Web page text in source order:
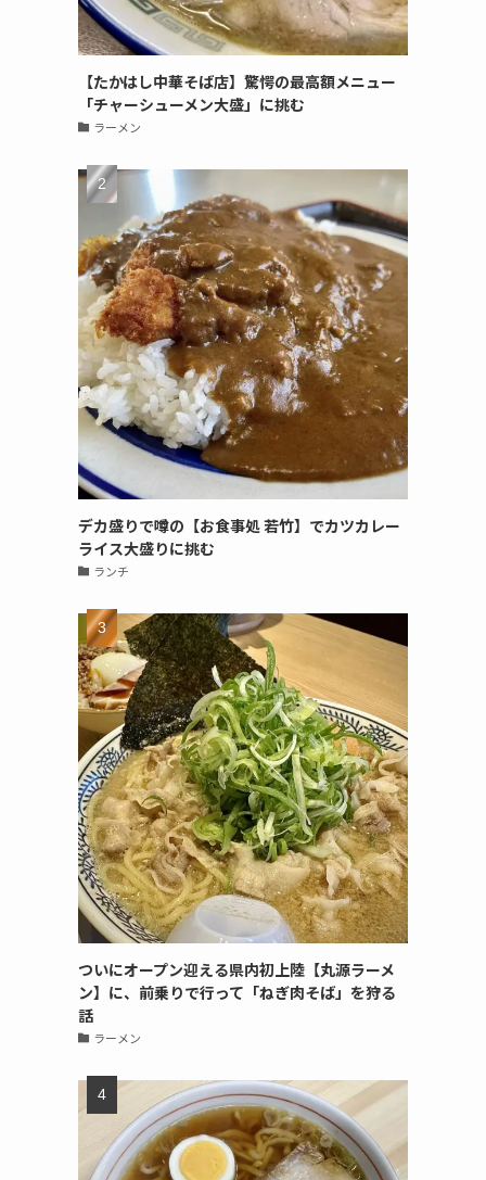
【たかはし中華そば店】驚愕の最高額メニュー
「チャーシューメン大盛」に挑む
ラーメン
デカ盛りで噂の【お食事処 若竹】でカツカレー
ライス大盛りに挑む
ランチ
ついにオープン迎える県内初上陸【丸源ラーメ
ン】に、前乗りで行って「ねぎ肉そば」を狩る
話
ラーメン